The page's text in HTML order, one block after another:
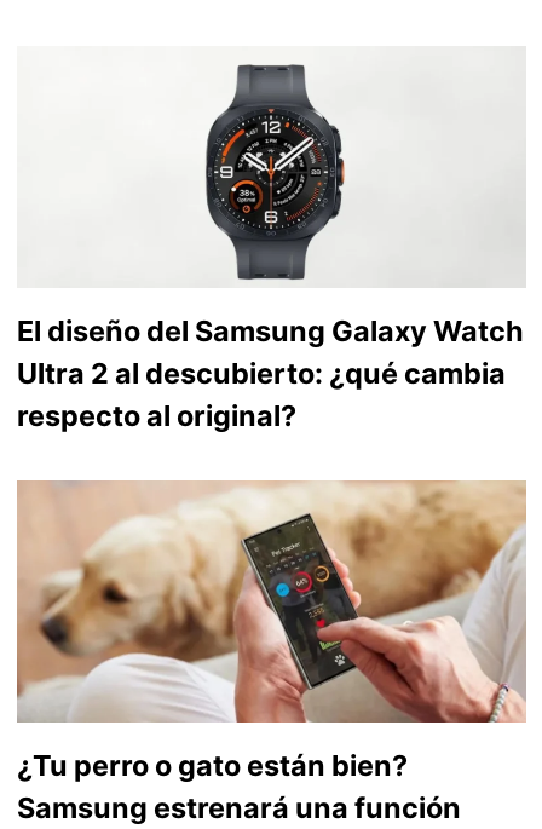
El diseño del Samsung Galaxy Watch
Ultra 2 al descubierto: ¿qué cambia
respecto al original?
¿Tu perro o gato están bien?
Samsung estrenará una función